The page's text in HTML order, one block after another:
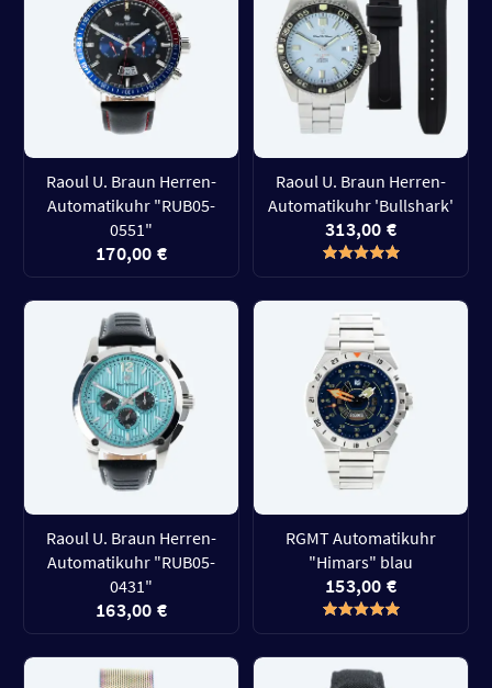
Raoul U. Braun Herren-
Automatikuhr "RUB05-
0551"
170,00 €
Raoul U. Braun Herren-
Automatikuhr 'Bullshark'
313,00 €
Raoul U. Braun Herren-
Automatikuhr "RUB05-
0431"
163,00 €
RGMT Automatikuhr
"Himars" blau
153,00 €